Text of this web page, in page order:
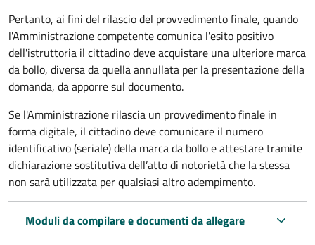
Pertanto, ai fini del rilascio del provvedimento finale, quando
l'Amministrazione competente comunica l'esito positivo
dell'istruttoria il cittadino deve acquistare una ulteriore marca
da bollo, diversa da quella annullata per la presentazione della
domanda, da apporre sul documento.
Se l'Amministrazione rilascia un provvedimento finale in
forma digitale, il cittadino devecomunicare il numero
identificativo (seriale) della marca da bollo e attestare tramite
dichiarazione sostitutiva dell’atto di notorietà che la stessa
non sarà utilizzata per qualsiasi altro adempimento.
Moduli da compilare e documenti da allegare